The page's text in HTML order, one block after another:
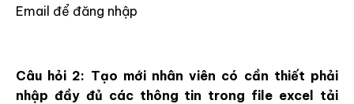
Email để đăng nhập
Câu hỏi 2: Tạo mới nhân viên có cần thiết phải
nhập đầy đủ các thông tin trong file excel tải